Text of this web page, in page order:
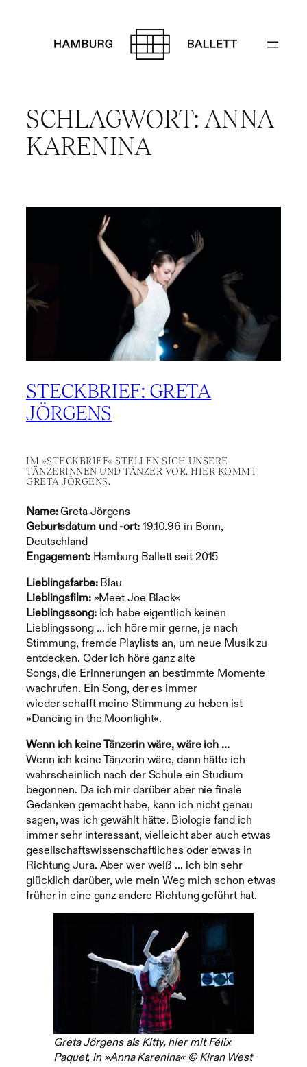
SCHLAGWORT: ANNA
KARENINA
STECKBRIEF: GRETA
JÖRGENS
IM »STECKBRIEF« STELLEN SICH UNSERE
TÄNZERINNEN UND TÄNZER VOR, HIER KOMMT
GRETA JÖRGENS.
Name:Greta Jörgens
Geburtsdatum und -ort:19.10.96 in Bonn,
Deutschland
Engagement:Hamburg Ballett seit 2015
Lieblingsfarbe: Blau
Lieblingsfilm:»Meet Joe Black«
Lieblingssong:Ich habe eigentlich keinen
Lieblingssong … ich höre mir gerne, je nach
Stimmung, fremde Playlists an, um neue Musik zu
entdecken. Oder ich höre ganz alte
Songs, die Erinnerungen an bestimmte Momente
wachrufen. Ein Song, der es immer
wieder schafft meine Stimmung zu heben ist
»Dancing in the Moonlight«.
Wenn ich keine Tänzerin wäre, wäre ich …
Wenn ich keine Tänzerin wäre, dann hätte ich
wahrscheinlich nach der Schule ein Studium
begonnen. Da ich mir darüber aber nie finale
Gedanken gemacht habe, kann ich nicht genau
sagen, was ich gewählt hätte. Biologie fand ich
immer sehr interessant, vielleicht aber auch etwas
gesellschaftswissenschaftliches oder etwas in
Richtung Jura. Aber wer weiß … ich bin sehr
glücklich darüber, wie mein Weg mich schon etwas
früher in eine ganz andere Richtung geführt hat.
Greta Jörgens als Kitty, hier mit Félix
Paquet, in »Anna Karenina« © Kiran West